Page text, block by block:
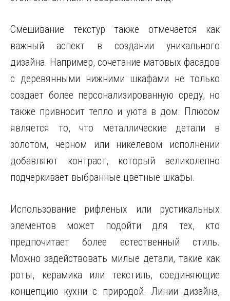
Смешивание текстур также отмечается как
важный аспект в создании уникального
дизайна. Например, сочетание матовых фасадов
с деревянными нижними шкафами не только
создает более персонализированную среду, но
также привносит тепло и уюта в дом. Плюсом
является то, что металлические детали в
золотом, черном или никелевом исполнении
добавляют контраст, который великолепно
подчеркивает выбранные цветные шкафы.
Использование рифленых или рустикальных
элементов может подойти для тех, кто
предпочитает более естественный стиль.
Можно задействовать милые детали, такие как
роты, керамика или текстиль, соединяющие
концепцию кухни с природой. Линии дизайна,